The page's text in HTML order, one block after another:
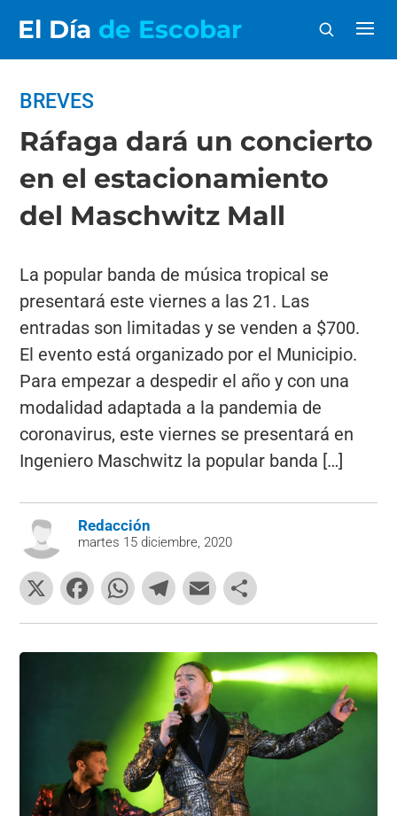
El Día de Escobar
BREVES
Ráfaga dará un concierto
en el estacionamiento
del Maschwitz Mall
La popular banda de música tropical se
presentará este viernes a las 21. Las
entradas son limitadas y se venden a $700.
El evento está organizado por el Municipio.
Para empezar a despedir el año y con una
modalidad adaptada a la pandemia de
coronavirus, este viernes se presentará en
Ingeniero Maschwitz la popular banda […]
Redacción
martes 15 diciembre, 2020
X
F
a
c
o
o
k
W
h
at
s
A
p
p
T
el
e
gr
a
m
E
m
ai
l
o
m
p
ar
tir